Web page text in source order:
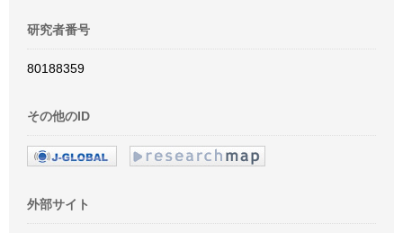
研究者番号
80188359
その他のID
外部サイト